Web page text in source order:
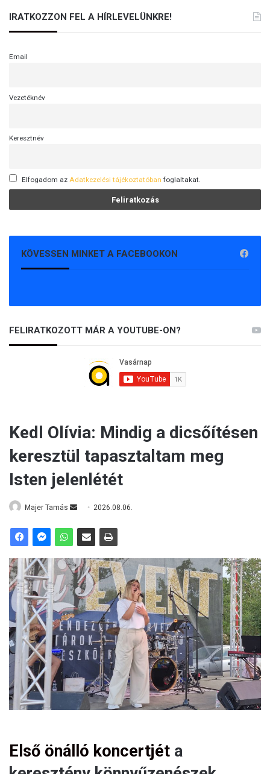
IRATKOZZON FEL A HÍRLEVELÜNKRE!
Email
Vezetéknév
Keresztnév
Elfogadom az Adatkezelési tájékoztatóban foglaltakat.
KÖVESSEN MINKET A FACEBOOKON
FELIRATKOZOTT MÁR A YOUTUBE-ON?